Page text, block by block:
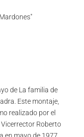
de La familia de
Este montaje,
realizado por el
Roberto